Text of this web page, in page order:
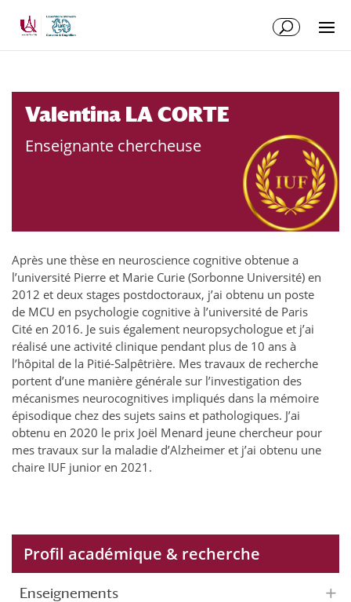
Valentina LA CORTE
Enseignante chercheuse
Après une thèse en neuroscience cognitive obtenue a
l’université Pierre et Marie Curie (Sorbonne Université) en
2012 et deux stages postdoctoraux, j’ai obtenu un poste
de MCU en psychologie cognitive à l’université de Paris
Cité en 2016. Je suis également neuropsychologue et j’ai
réalisé une activité clinique pendant plus de 10 ans à
l’hôpital de la Pitié-Salpêtrière. Mes travaux de recherche
portent d’une manière générale sur l’investigation des
mécanismes neurocognitives impliqués dans la mémoire
épisodique chez des sujets sains et pathologiques. J’ai
obtenu en 2020 le prix Joël Menard jeune chercheur pour
mes travaux sur la maladie d’Alzheimer et j’ai obtenu une
chaire IUF junior en 2021.
Profil académique & recherche
Enseignements